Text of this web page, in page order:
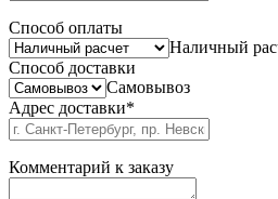
Способ оплаты
Наличный
Способ доставки
Самовывоз
Адрес доставки*
Комментарий к заказу